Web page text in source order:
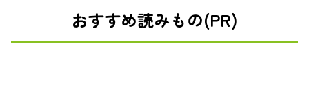
おすすめ読みもの(PR)